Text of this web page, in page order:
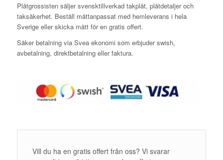
Plåtgrossisten säljer svensktillverkad takplåt, plåtdetaljer och
taksäkerhet. Beställ måttanpassat med hemleverans i hela
Sverige eller skicka mått för en gratis offert.
Säker betalning via Svea ekonomi som erbjuder swish,
avbetalning, direktbetalning eller faktura.
Vill du ha en gratis offert från oss? Vi svarar